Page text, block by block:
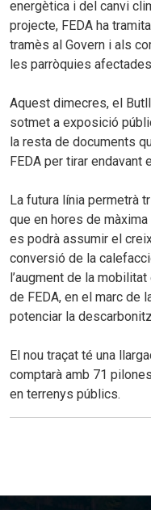
energètica i del canvi
projecte, FEDA ha
tramès al Govern i als
les parròquies
Aquest dimecres, el
sotmet a exposició
la resta de documents
FEDA per tirar endavant
La futura línia permetrà
que en hores de
es podrà assumir el
conversió de la
l’augment de la
de FEDA, en el marc de
potenciar la
El nou traçat té una
comptarà amb 71
en terrenys públics.